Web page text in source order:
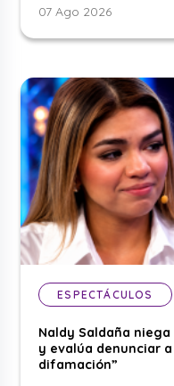
07 Ago 2026
ESPECTÁCULOS
Naldy Saldaña
y evalúa denunciar a
difamación”